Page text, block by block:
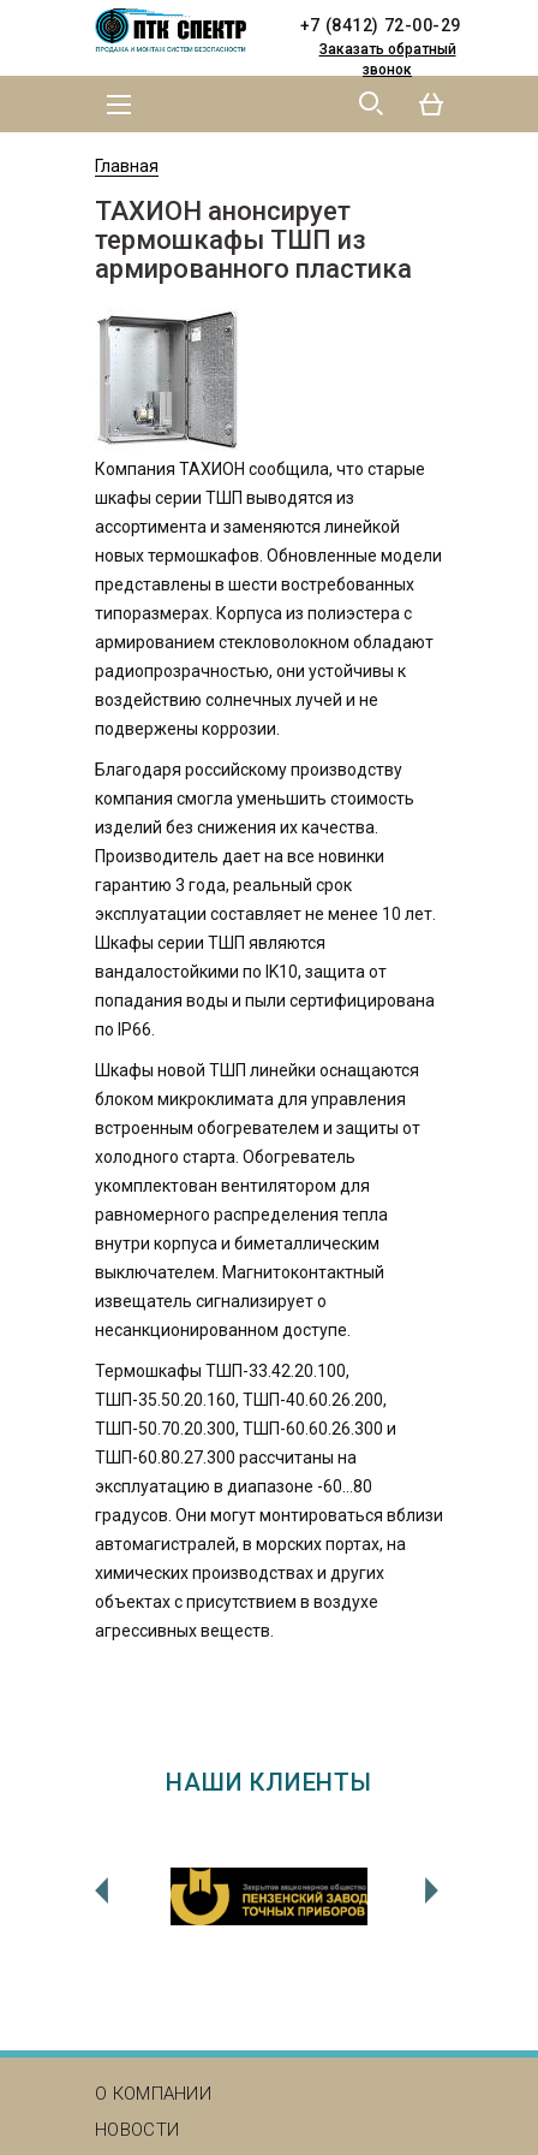
+7 (8412) 72-00-29
Заказать обратный
звонок
MAIN MENU
YOU ARE HERE
Главная
ТАХИОН анонсирует
термошкафы ТШП из
армированного пластика
Компания ТАХИОН сообщила, что старые
шкафы серии ТШП выводятся из
ассортимента и заменяются линейкой
новых термошкафов. Обновленные модели
представлены в шести востребованных
типоразмерах. Корпуса из полиэстера с
армированием стекловолокном обладают
радиопрозрачностью, они устойчивы к
воздействию солнечных лучей и не
подвержены коррозии.
Благодаря российскому производству
компания смогла уменьшить стоимость
изделий без снижения их качества.
Производитель дает на все новинки
гарантию 3 года, реальный срок
эксплуатации составляет не менее 10 лет.
Шкафы серии ТШП являются
вандалостойкими по IK10, защита от
попадания воды и пыли сертифицирована
по IP66.
Шкафы новой ТШП линейки оснащаются
блоком микроклимата для управления
встроенным обогревателем и защиты от
холодного старта. Обогреватель
укомплектован вентилятором для
равномерного распределения тепла
внутри корпуса и биметаллическим
выключателем. Магнитоконтактный
извещатель сигнализирует о
несанкционированном доступе.
Термошкафы ТШП-33.42.20.100,
ТШП-35.50.20.160, ТШП-40.60.26.200,
ТШП-50.70.20.300, ТШП-60.60.26.300 и
ТШП-60.80.27.300 рассчитаны на
эксплуатацию в диапазоне -60...80
градусов. Они могут монтироваться вблизи
автомагистралей, в морских портах, на
химических производствах и других
объектах с присутствием в воздухе
агрессивных веществ.
НАШИ КЛИЕНТЫ
О КОМПАНИИ
НОВОСТИ